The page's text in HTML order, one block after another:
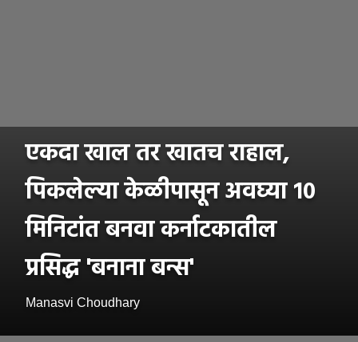
एकदा खाल तर खातच राहाल,
पिकलेल्या केळीपासून अवघ्या १०
मिनिटांत बनवा कर्नाटकातील
प्रसिद्ध 'बनाना बन्स'
Manasvi Choudhary